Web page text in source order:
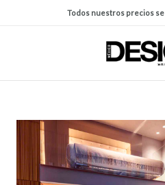
Todos nuestros precios se